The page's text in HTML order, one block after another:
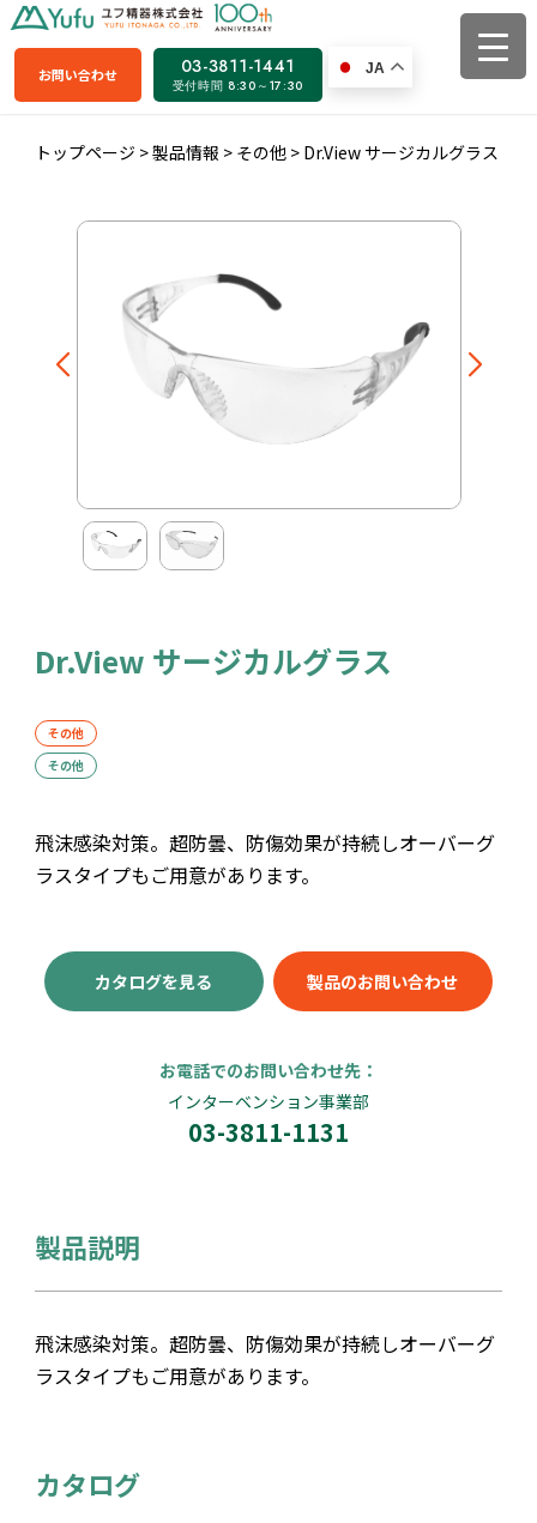
お問い合わせ 03-3811-1441
受付時間 8:30～17:30
JA
トップページ >製品情報 > その他> Dr.View サージカルグラス
Dr.View サージカルグラス
その他
その他
飛沫感染対策。超防曇、防傷効果が持続しオーバーグ
ラスタイプもご用意があります。
カタログを見る 製品のお問い合わせ
お電話でのお問い合わせ先：
インターベンション事業部
03-3811-1131
製品説明
飛沫感染対策。超防曇、防傷効果が持続しオーバーグ
ラスタイプもご用意があります。
カタログ